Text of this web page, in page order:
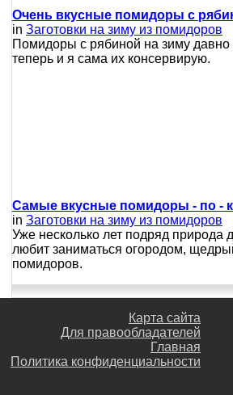
Очень вкусные помидоры с
in Заготовки на зиму из помидоров
Помидоры с рябиной на зиму давно
теперь и я сама их консервирую.
Самые вкусные помидоры - по -
in Заготовки на зиму из помидоров
Уже несколько лет подряд природа
любит заниматься огородом,
помидоров.
Карта сайта
Для правообладателей
Главная
Политика конфиденциальности